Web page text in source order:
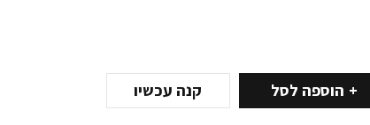
הוספה לסל קנה עכשיו